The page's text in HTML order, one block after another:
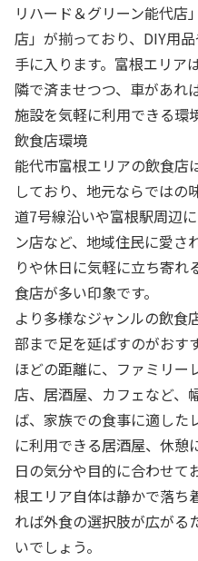
リハード＆グリーン能代店
店」が揃っており、DIY用
手に入ります。富根エリア
隣で済ませつつ、車があれ
施設を気軽に利用できる環
飲食店環境
能代市富根エリアの飲食店
しており、地元ならではの
道7号線沿いや富根駅周辺
ン店など、地域住民に愛さ
りや休日に気軽に立ち寄
食店が多い印象です。
より多様なジャンルの飲食
部まで足を延ばすのがおす
ほどの距離に、ファミリー
店、居酒屋、カフェなど、
ば、家族での食事に適した
に利用できる居酒屋、休憩
日の気分や目的に合わせて
根エリア自体は静かで落ち
れば外食の選択肢が広がる
いでしょう。